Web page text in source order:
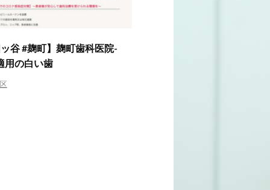
谷 #麹町】麹町歯科医院-
用の白い歯